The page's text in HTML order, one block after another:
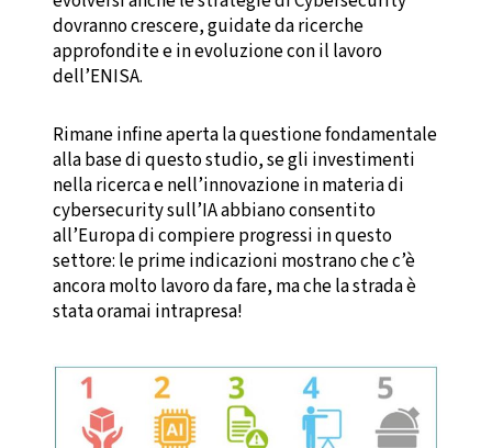
dovranno crescere, guidate da ricerche
approfondite e in evoluzione con il lavoro
dell’ENISA.
Rimane infine aperta la questione fondamentale
alla base di questo studio, se gli investimenti
nella ricerca e nell’innovazione in materia di
cybersecurity sull’IA abbiano consentito
all’Europa di compiere progressi in questo
settore: le prime indicazioni mostrano che c’è
ancora molto lavoro da fare, ma che la strada è
stata oramai intrapresa!